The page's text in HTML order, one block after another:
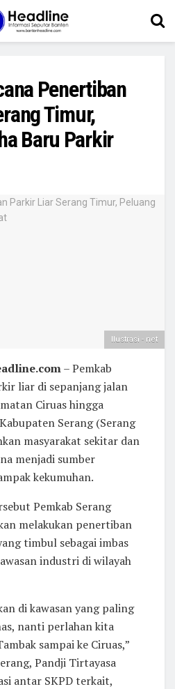
Penertiban
Timur,
Baru Parkir
Ilustrasi - net
– Pemkab
liar di sepanjang jalan
Ciruas hingga
Serang (Serang
masyarakat sekitar dan
menjadi sumber
kekumuhan.
Pemkab Serang
melakukan penertiban
timbul sebagai imbas
industri di wilayah
di kawasan yang paling
nanti perlahan kita
sampai ke Ciruas,”
Pandji Tirtayasa
antar SKPD terkait,